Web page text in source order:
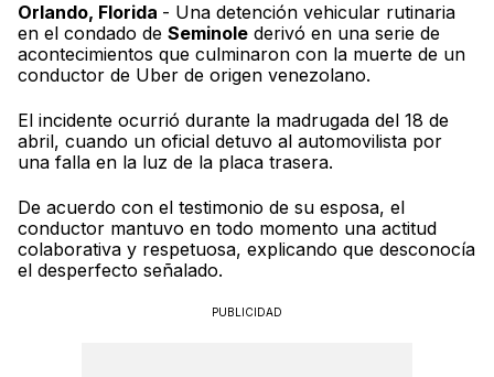
Orlando, Florida - Una detención vehicular rutinaria
en el condado de Seminole derivó en una serie de
acontecimientos que culminaron con la muerte de un
conductor de Uber de origen venezolano.
El incidente ocurrió durante la madrugada del 18 de
abril, cuando un oficial detuvo al automovilista por
una falla en la luz de la placa trasera.
De acuerdo con el testimonio de su esposa, el
conductor mantuvo en todo momento una actitud
colaborativa y respetuosa, explicando que desconocía
el desperfecto señalado.
PUBLICIDAD